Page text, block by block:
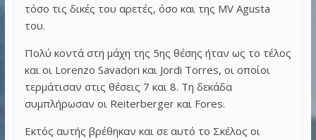
τόσο τις δικές του αρετές, όσο και της MV Agusta
του.
Πολύ κοντά στη μάχη της 5ης θέσης ήταν ως το τέλος
και οι Lorenzo Savadori και Jordi Torres, οι οποίοι
τερμάτισαν στις θέσεις 7 και 8. Τη δεκάδα
συμπλήρωσαν οι Reiterberger και Fores.
Εκτός αυτής βρέθηκαν και σε αυτό το Σκέλος οι